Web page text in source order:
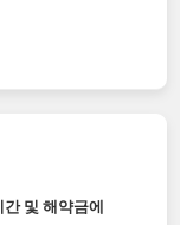
및 해약금에